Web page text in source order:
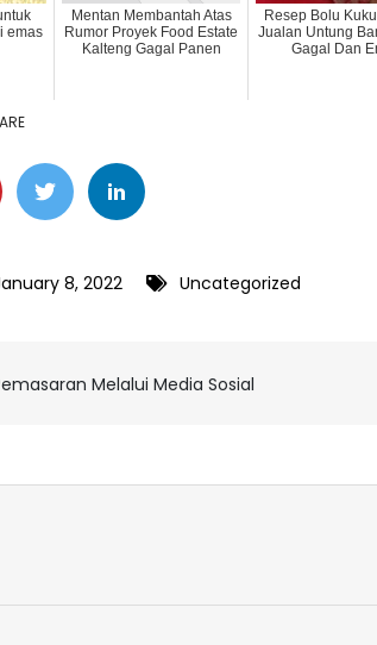
emas
Mentan Membantah Atas
Rumor Proyek Food Estate
Kalteng Gagal Panen
Resep Bolu
Jualan Untung
Gagal Dan
8, 2022 Uncategorized
Melalui Media Sosial